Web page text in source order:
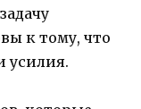
к тому, что
усилия.